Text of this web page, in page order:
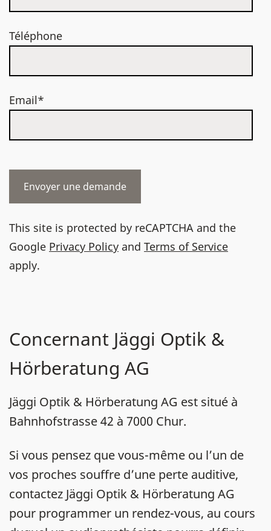
Téléphone
Email*
This site is protected by reCAPTCHA and the
Google Privacy Policy and Terms of Service
apply.
Concernant Jäggi Optik &
Hörberatung AG
Jäggi Optik & Hörberatung AG est situé à
Bahnhofstrasse 42 à 7000 Chur.
Si vous pensez que vous-même ou l’un de
vos proches souffre d’une perte auditive,
contactez Jäggi Optik & Hörberatung AG
pour programmer un rendez-vous, au cours